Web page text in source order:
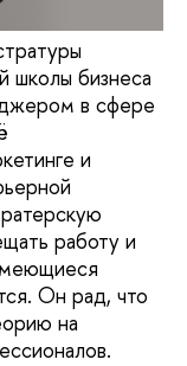
бизнеса
в сфере
и
работу и
Он рад, что
на